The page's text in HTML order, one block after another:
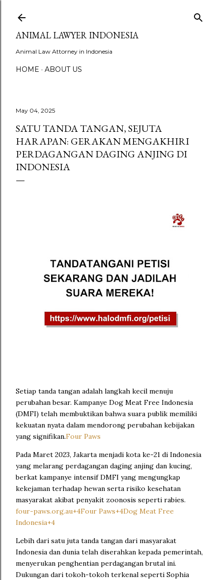
ANIMAL LAWYER INDONESIA
Animal Law Attorney in Indonesia
HOME ABOUT US
May 04, 2025
SATU TANDA TANGAN, SEJUTA
HARAPAN: GERAKAN MENGAKHIRI
PERDAGANGAN DAGING ANJING DI
INDONESIA
Setiap tanda tangan adalah langkah kecil menuju
perubahan besar. Kampanye Dog Meat Free Indonesia
(DMFI) telah membuktikan bahwa suara publik memiliki
kekuatan nyata dalam mendorong perubahan kebijakan
yang signifikan.Four Paws
Pada Maret 2023, Jakarta menjadi kota ke-21 di Indonesia
yang melarang perdagangan daging anjing dan kucing,
berkat kampanye intensif DMFI yang mengungkap
kekejaman terhadap hewan serta risiko kesehatan
masyarakat akibat penyakit zoonosis seperti rabies.
four-paws.org.au+4Four Paws+4Dog Meat Free
Indonesia+4
Lebih dari satu juta tanda tangan dari masyarakat
Indonesia dan dunia telah diserahkan kepada pemerintah,
menyerukan penghentian perdagangan brutal ini.
Dukungan dari tokoh-tokoh terkenal seperti Sophia